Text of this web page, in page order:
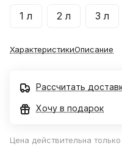
1 л 2 л 3 л
ХарактеристикиОписание
Рассчитать
Хочу в подарок
Цена действительна